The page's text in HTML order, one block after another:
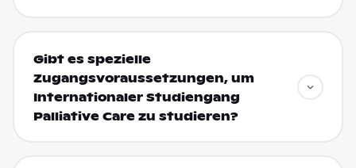
Gibt es spezielle
Zugangsvoraussetzungen, um
Internationaler Studiengang
Palliative Care zu studieren?